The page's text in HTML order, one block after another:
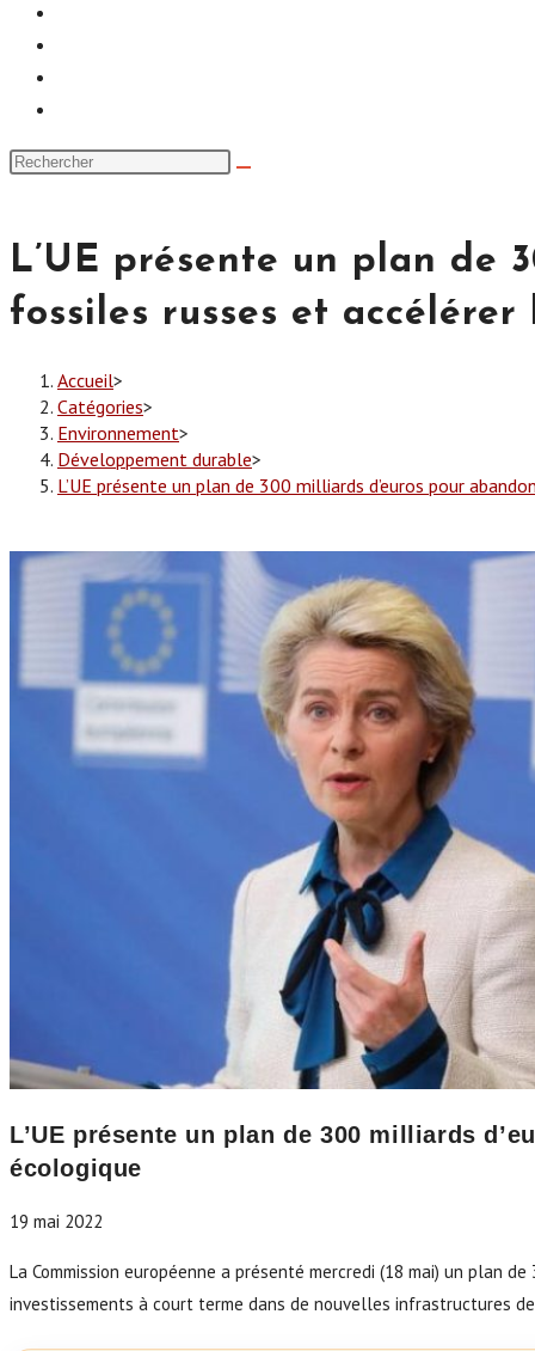
L’UE présente un plan de
fossiles russes et
Accueil>
Catégories>
Environnement>
Développement durable>
L’UE présente un plan de 300 milliards d’euros pour
L’UE présente un plan de 300 milliards
écologique
19 mai 2022
La Commission européenne a présenté mercredi (18 mai) un plan
investissements à court terme dans de nouvelles infrastructures